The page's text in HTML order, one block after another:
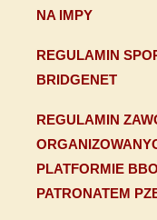
NA IMPY
REGULAMIN
BRIDGENET
REGULAMIN
PLATFORMIE
PATRONATEM